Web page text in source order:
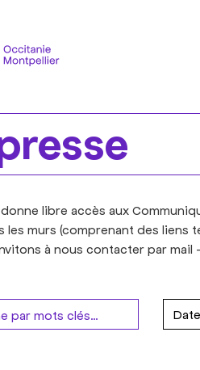
libre accès aux
les murs (comprenant des liens
à nous contacter par mail